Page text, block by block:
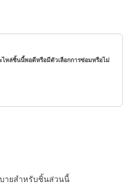
ไหล่ชิ้นนี้พอดีหรือมีตัวเลือกการซ่อมหรือไม่
บายสำหรับชิ้นส่วนนี้